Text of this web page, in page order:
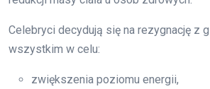
Celebryci decydują się na rezygnację z
wszystkim w celu:
zwiększenia poziomu energii,